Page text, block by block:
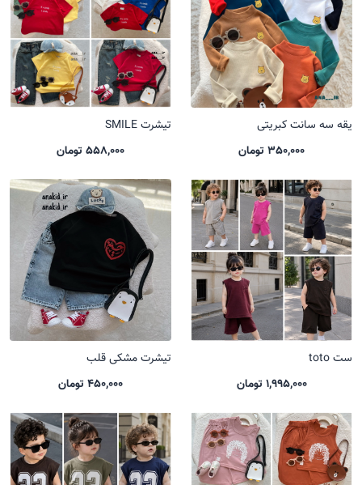
یقه سه سانت کبریتی
350,000 تومان
تیشرت SMILE
558,000 تومان
ست toto
1,995,000 تومان
تیشرت مشکی قلب
450,000 تومان